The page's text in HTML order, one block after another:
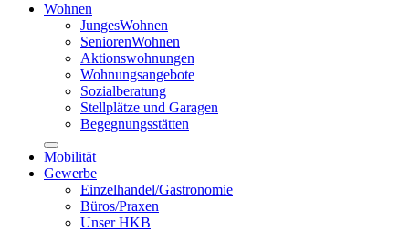
Wohnen
JungesWohnen
SeniorenWohnen
Aktionswohnungen
Wohnungsangebote
Sozialberatung
Stellplätze und Garagen
Begegnungsstätten
Mobilität
Gewerbe
Einzelhandel/Gastronomie
Büros/Praxen
Unser HKB